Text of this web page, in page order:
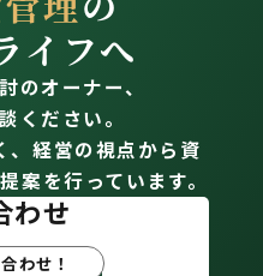
イフへ
のオーナー、
ください。
、経営の視点から資
案を行っています。
わせ
わせ！